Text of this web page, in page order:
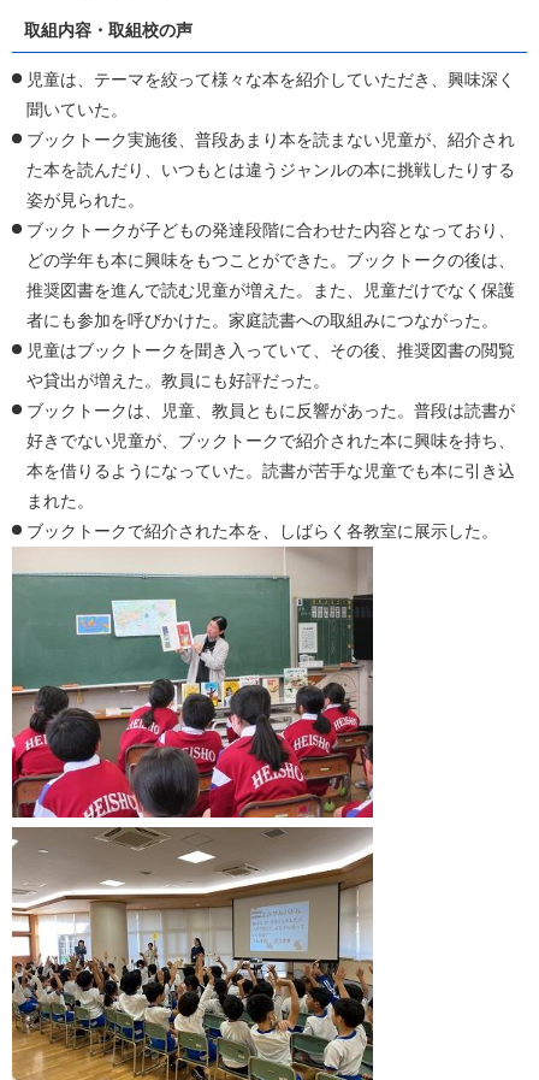
取組内容・取組校の声
児童は、テーマを絞って様々な本を紹介していただき、興味深く
聞いていた。
ブックトーク実施後、普段あまり本を読まない児童が、紹介され
た本を読んだり、いつもとは違うジャンルの本に挑戦したりする
姿が見られた。
ブックトークが子どもの発達段階に合わせた内容となっており、
どの学年も本に興味をもつことができた。ブックトークの後は、
推奨図書を進んで読む児童が増えた。また、児童だけでなく保護
者にも参加を呼びかけた。家庭読書への取組みにつながった。
児童はブックトークを聞き入っていて、その後、推奨図書の閲覧
や貸出が増えた。教員にも好評だった。
ブックトークは、児童、教員ともに反響があった。普段は読書が
好きでない児童が、ブックトークで紹介された本に興味を持ち、
本を借りるようになっていた。読書が苦手な児童でも本に引き込
まれた。
ブックトークで紹介された本を、しばらく各教室に展示した。